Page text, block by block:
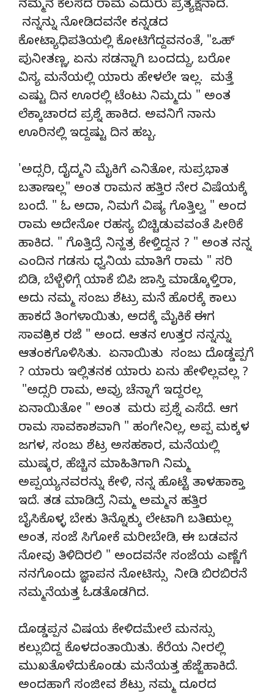
ನಮ್ಮನೆ ಕೆಲಸದ ರಾಮ ಎದುರು ಪ್ರತ್ಯಕ್ಷನಾದ.
ನನ್ನನ್ನು ನೋಡಿದವನೇ ಕನ್ನಡದ
ಕೋಟ್ಯಾಧಿಪತಿಯಲ್ಲಿ ಕೋಟಿಗೆದ್ದವನಂತೆ, "ಒಹ್
ಪುನೀತಣ್ಣ, ಏನು ಸಡನ್ನಾಗಿ ಬಂದದ್ದು, ಬರೋ
ವಿಸ್ಯ ಮನೆಯಲ್ಲಿ ಯಾರು ಹೇಳಲೇ ಇಲ್ಲ. ಮತ್ತೆ
ಎಷ್ಟು ದಿನ ಊರಲ್ಲಿ ಟೆಂಟು ನಿಮ್ಮದು " ಅಂತ
ಲೆಕ್ಕಾಚಾರದ ಪ್ರಶ್ನೆ ಹಾಕಿದ. ಅವನಿಗೆ ನಾನು
ಊರಿನಲ್ಲಿ ಇದ್ದಷ್ಟು ದಿನ ಹಬ್ಬ.
'ಅದ್ಸರಿ, ದೈದ್ಮನಿ ಮೈಕಿಗೆ ಎನಿತೋ, ಸುಪ್ರಭಾತ
ಬರ್ತಾ ಇಲ್ಲ" ಅಂತ ರಾಮನ ಹತ್ತಿರ ನೇರ ವಿಷೆಯಕ್ಕೆ
ಬಂದೆ. " ಓ ಅದಾ, ನಿಮಗೆ ವಿಷ್ಯ ಗೊತ್ತಿಲ್ವ " ಅಂದ
ರಾಮ ಅದೇನೋ ರಹಸ್ಯ ಬಿಚ್ಚಿಡುವವಂತೆ ಪೀಠಿಕೆ
ಹಾಕಿದ. " ಗೊತ್ತಿದ್ರೆ ನಿನ್ಹತ್ರ ಕೇಳ್ತಿದ್ದನ ? " ಅಂತ ನನ್ನ
ಎಂದಿನ ಗಡಸು ಧ್ವನಿಯ ಮಾತಿಗೆ ರಾಮ " ಸರಿ
ಬಿಡಿ, ಬೆಳ್ಬೆಳಿಗ್ಗೆ ಯಾಕೆ ಬಿಪಿ ಜಾಸ್ತಿ ಮಾಡ್ಕೊಳ್ತಿರಾ,
ಅದು ನಮ್ಮ ಸಂಜು ಶೆಟ್ರು ಮನೆ ಹೊರಕ್ಕೆ ಕಾಲು
ಹಾಕದೆ ತಿಂಗಳಾಯಿತು, ಅದಕ್ಕೆ ಮೈಕಿಕೆ ಈಗ
ಸಾರ್ವತ್ರಿಕ ರಜೆ " ಅಂದ. ಆತನ ಉತ್ತರ ನನ್ನನ್ನು
ಆತಂಕಗೊಳಿಸಿತು. ಏನಾಯಿತು ಸಂಜು ದೊಡ್ಡಪ್ಪಗೆ
? ಯಾರು ಇಲ್ಲಿತನಕ ಯಾರು ಏನು ಹೇಳಿಲ್ಲವಲ್ಲ ?
"ಅದ್ಸರಿ ರಾಮ, ಅವ್ರು ಚೆನ್ನಾಗೆ ಇದ್ದರಲ್ಲ
ಏನಾಯಿತೋ " ಅಂತ ಮರು ಪ್ರಶ್ನೆ ಎಸೆದೆ. ಆಗ
ರಾಮ ಸಾವಕಾಶವಾಗಿ " ಹಂಗೇನಿಲ್ಲ, ಅಪ್ಪ ಮಕ್ಕಳ
ಜಗಳ, ಸಂಜು ಶೆಟ್ರ ಅಸಹಕಾರ, ಮನೆಯಲ್ಲಿ
ಮುಷ್ಕರ, ಹೆಚ್ಚಿನ ಮಾಹಿತಿಗಾಗಿ ನಿಮ್ಮ
ಅಪ್ಪಯ್ಯನವರನ್ನು ಕೇಳಿ, ನನ್ನ ಹೊಟ್ಟೆ ತಾಳಹಾಕ್ತಾ
ಇದೆ. ತಡ ಮಾಡಿದ್ರೆ ನಿಮ್ಮ ಅಮ್ಮನ ಹತ್ತಿರ
ಬೈಸಿಕೊಳ್ಳ ಬೇಕು ತಿನ್ನೊಕ್ಕು ಲೇಟಾಗಿ ಬರ್ತಿಯಲ್ಲ
ಅಂತ, ಸಂಜೆ ಸಿಗೋಕೆ ಮರೀಬೇಡಿ, ಈ ಬಡವನ
ನೋವು ತಿಳಿದಿರಲಿ " ಅಂದವನೇ ಸಂಜೆಯ ಎಣ್ಣೆಗೆ
ನನಗೊಂದು ಜ್ಞಾಪನ ನೋಟಿಸ್ಸು ನೀಡಿ ಬಿರಬಿರನೆ
ನಮ್ಮನೆಯತ್ತ ಓಡತೊಡಗಿದ.
ದೊಡ್ಡಪ್ಪನ ವಿಷಯ ಕೇಳಿದಮೇಲೆ ಮನಸ್ಸು
ಕಲ್ಲುಬಿದ್ದ ಕೊಳದಂತಾಯಿತು. ಕೆರೆಯ ನೀರಲ್ಲಿ
ಮುಖತೊಳೆದುಕೊಂಡು ಮನೆಯತ್ತ ಹೆಜ್ಜೆಹಾಕಿದೆ.
ಅಂದಹಾಗೆ ಸಂಜೀವ ಶೆಟ್ರು ನಮ್ಮ ದೂರದ